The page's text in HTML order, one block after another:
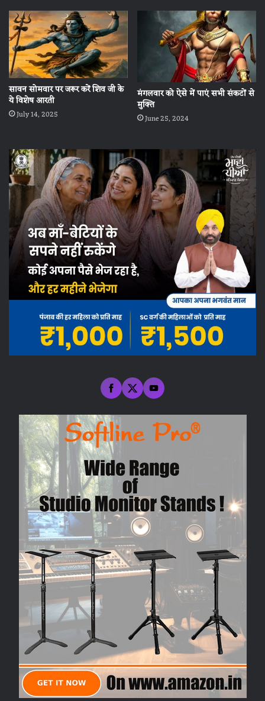
सावन सोमवार पर जरूर करें शिव जी के
ये विशेष आरती
July 14, 2025
मंगलवार को ऐसे में पाएं सभी संकटों से
मुक्ति
June 25, 2024